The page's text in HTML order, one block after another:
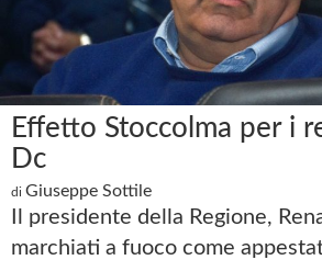
Effetto Stoccolma per i
Dc
di Giuseppe Sottile
Il presidente della Regione,
marchiati a fuoco come